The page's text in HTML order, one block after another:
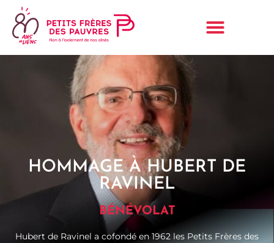
HOMMAGE À HUBERT DE
RAVINEL
BÉNÉVOLAT
Hubert de Ravinel a cofondé en 1962 les Petits Frères des